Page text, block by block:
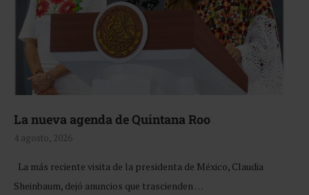
La nueva agenda de Quintana Roo
4 agosto, 2026
La más reciente visita de la presidenta de México, Claudia
Sheinbaum, dejó anuncios que trascienden …